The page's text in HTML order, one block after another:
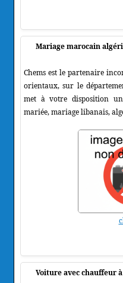
Mariage marocain
Chems est le partenaire
orientaux, sur le
met à votre disposition
mariée, mariage libanais,
Voiture avec chauffeur